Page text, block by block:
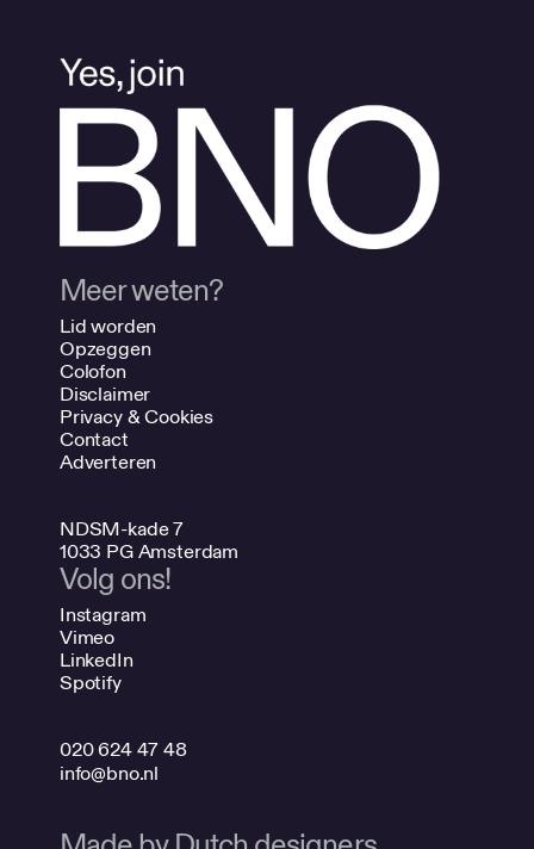
Meer weten?
Lid worden
Opzeggen
Colofon
Disclaimer
Privacy & Cookies
Contact
Adverteren
NDSM-kade 7
1033 PG Amsterdam
Volg ons!
Instagram
Vimeo
LinkedIn
Spotify
020 624 47 48
info@bno.nl